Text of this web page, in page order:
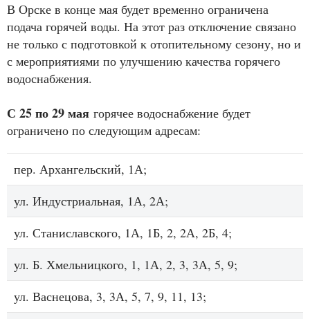
В Орске в конце мая будет временно ограничена
подача горячей воды. На этот раз отключение связано
не только с подготовкой к отопительному сезону, но и
с мероприятиями по улучшению качества горячего
водоснабжения.
С 25 по 29 мая горячее водоснабжение будет
ограничено по следующим адресам:
пер. Архангельский, 1А;
ул. Индустриальная, 1А, 2А;
ул. Станиславского, 1А, 1Б, 2, 2А, 2Б, 4;
ул. Б. Хмельницкого, 1, 1А, 2, 3, 3А, 5, 9;
ул. Васнецова, 3, 3А, 5, 7, 9, 11, 13;